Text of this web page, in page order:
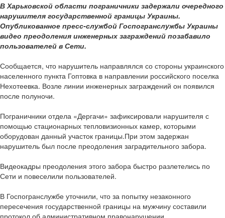
В Харьковской области пограничники задержали очередного
нарушителя государственной границы Украины.
Опубликованное пресс-службой Госпогранслужбы Украины
видео преодоления инженерных заграждений позабавило
пользователей в Сети.
Сообщается, что нарушитель направлялся со стороны украинского
населенного пункта Гоптовка в направлении российского поселка
Нехотеевка. Возле линии инженерных заграждений он появился
после полуночи.
Пограничники отдела «Дергачи» зафиксировали нарушителя с
помощью стационарных тепловизионных камер, которыми
оборудован данный участок границы.При этом задержан
нарушитель был после преодоления заградительного забора.
Видеокадры преодоления этого забора быстро разлетелись по
Сети и повеселили пользователей.
В Госпогранслужбе уточнили, что за попытку незаконного
пересечения государственной границы на мужчину составили
протокол об административном правонарушении.